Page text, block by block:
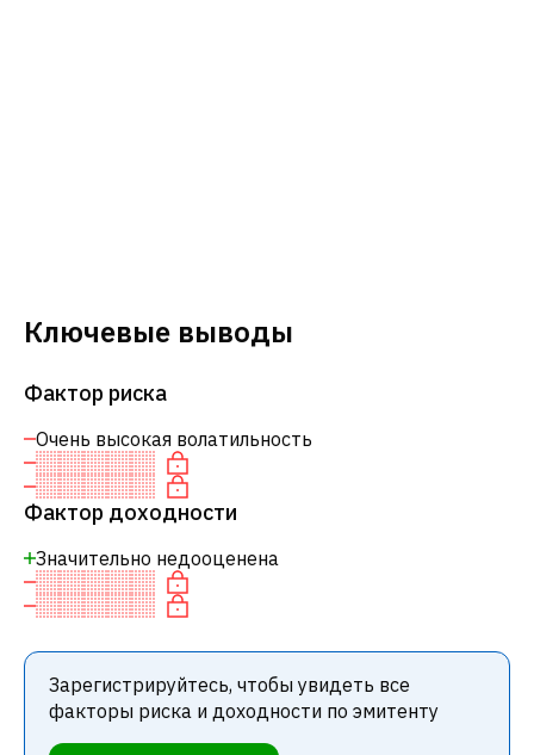
Ключевые выводы
Фактор риска
Очень высокая волатильность
Фактор доходности
Значительно недооценена
Зарегистрируйтесь, чтобы увидеть все
факторы риска и доходности по эмитенту